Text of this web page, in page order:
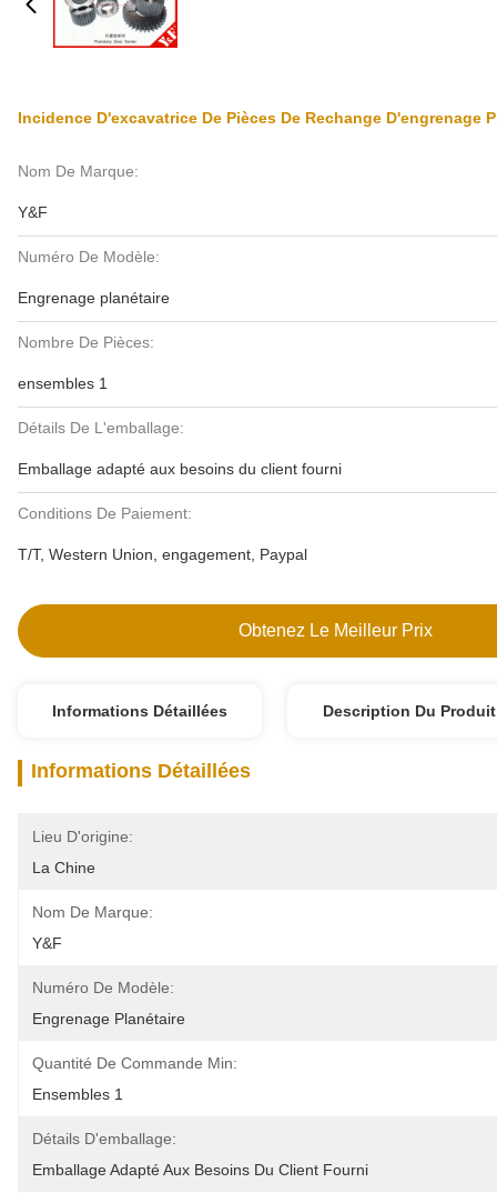
Incidence D'excavatrice De Pièces De Rechange D'engrenage
Nom De Marque:
Y&F
Numéro De Modèle:
Engrenage planétaire
Nombre De Pièces:
ensembles 1
Détails De L'emballage:
Emballage adapté aux besoins du client fourni
Conditions De Paiement:
T/T, Western Union, engagement, Paypal
Obtenez Le Meilleur Prix
Informations Détaillées Description Du Produit
Informations Détaillées
Lieu D'origine:
La Chine
Nom De Marque:
Y&F
Numéro De Modèle:
Engrenage Planétaire
Quantité De Commande Min:
Ensembles 1
Détails D'emballage:
Emballage Adapté Aux Besoins Du Client Fourni